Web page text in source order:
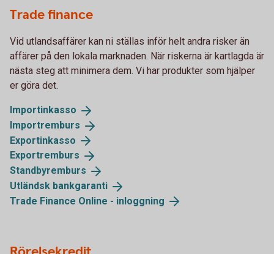
Trade finance
Vid utlandsaffärer kan ni ställas inför helt andra risker än
affärer på den lokala marknaden. När riskerna är kartlagda är
nästa steg att minimera dem. Vi har produkter som hjälper
er göra det.
Importinkasso
Importremburs
Exportinkasso
Exportremburs
Standbyremburs
Utländsk bankgaranti
Trade Finance Online - inloggning